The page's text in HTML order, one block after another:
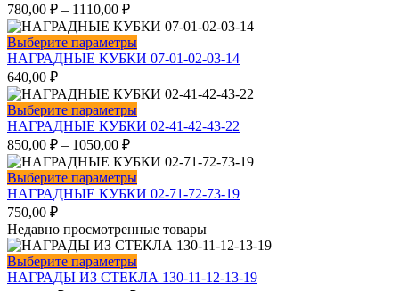
несколько
вариаций.
Опции
можно
выбрать
на
странице
товара.
780,00 ₽ – 1110,00 ₽
Выберите параметрыЭтот
товар
несколько
вариаций.
Опции
можно
выбрать
на
странице
товара.
НАГРАДНЫЕ КУБКИ 07-01-02-03-14
640,00 ₽
Выберите параметрыЭтот
товар
несколько
вариаций.
Опции
можно
на
странице
товара.
НАГРАДНЫЕ КУБКИ 02-41-42-43-22
850,00 ₽ – 1050,00 ₽
Выберите параметрыЭтот
товар
несколько
вариаций.
Опции
можно
НАГРАДНЫЕ КУБКИ 02-71-72-73-19
750,00 ₽
Недавно просмотренные товары
Выберите параметрыЭтот
товар
НАГРАДЫ ИЗ СТЕКЛА 130-11-12-13-19